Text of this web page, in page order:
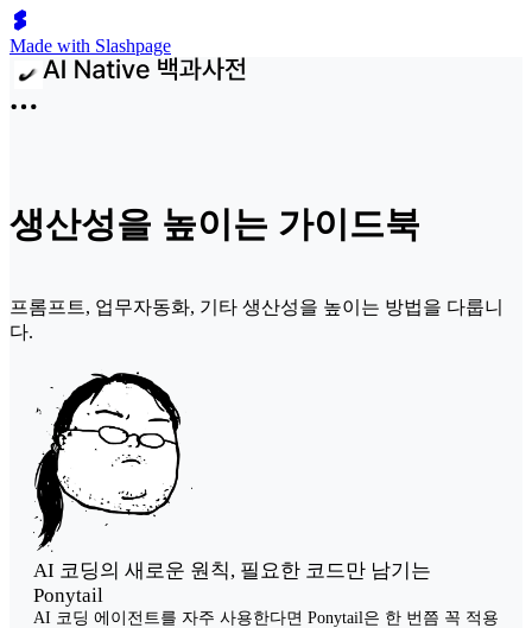
Made with Slashpage
생산성을 높이는 가이드북
프롬프트, 업무자동화, 기타 생산성을 높이는 방법을 다룹니
다.
AI 코딩의 새로운 원칙, 필요한 코드만 남기는
Ponytail
AI 코딩 에이전트를 자주 사용한다면 Ponytail은 한 번쯤 꼭 적용